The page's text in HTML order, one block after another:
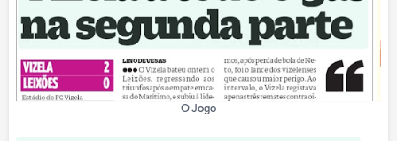
O Jogo